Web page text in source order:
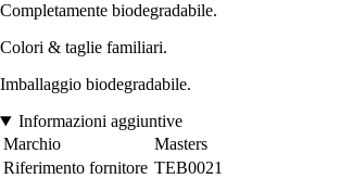
Completamente biodegradabile.
Colori & taglie familiari.
Imballaggio biodegradabile.
Informazioni aggiuntive
Marchio
Masters
Riferimento fornitore TEB0021